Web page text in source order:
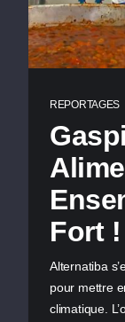
REPORTAGES
Fort !
Alternatiba
pour mettre
climatique.